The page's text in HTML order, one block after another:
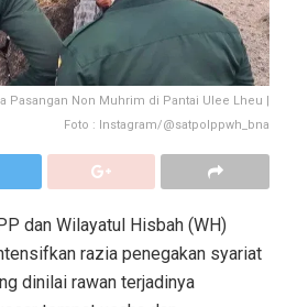
Pasangan Non Muhrim di Pantai Ulee Lheu |
Foto : Instagram/@satpolppwh_bna
dan Wilayatul Hisbah (WH)
razia penegakan syariat
dinilai rawan terjadinya